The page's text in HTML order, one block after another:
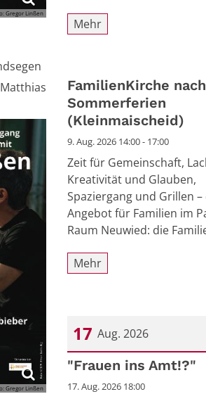
Gregor Linßen
Gregor Linßen
Mehr
FamilienKirche
Sommerferien
(Kleinmaischeid)
9. Aug. 2026 14:00 - 17:00
Zeit für Gemeinschaft,
Kreativität und Glauben,
Spaziergang und Grillen –
Angebot für Familien im
Raum Neuwied: die
Mehr
17 Aug. 2026
Datum: 17. August 2026
"Frauen ins Amt!?"
17. Aug. 2026 18:00